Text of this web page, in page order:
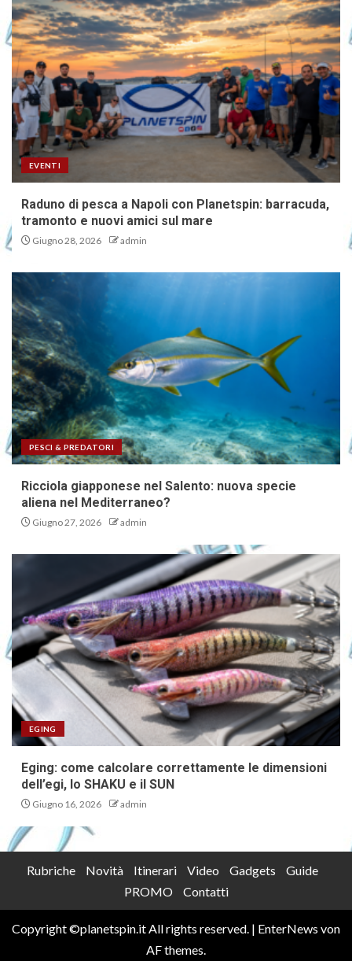
EVENTI
Raduno di pesca a Napoli con Planetspin: barracuda,
tramonto e nuovi amici sul mare
Giugno 28, 2026 admin
PESCI & PREDATORI
Ricciola giapponese nel Salento: nuova specie
aliena nel Mediterraneo?
Giugno 27, 2026 admin
EGING
Eging: come calcolare correttamente le dimensioni
dell’egi, lo SHAKU e il SUN
Giugno 16, 2026 admin
Rubriche Novità Itinerari Video Gadgets
Guide
PROMO
Contatti
Copyright ©planetspin.it All rights reserved. | EnterNews von
AF themes.